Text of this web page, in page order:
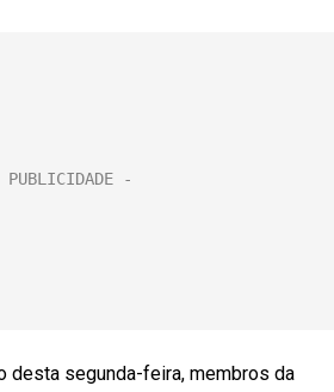
desta segunda-feira, membros da